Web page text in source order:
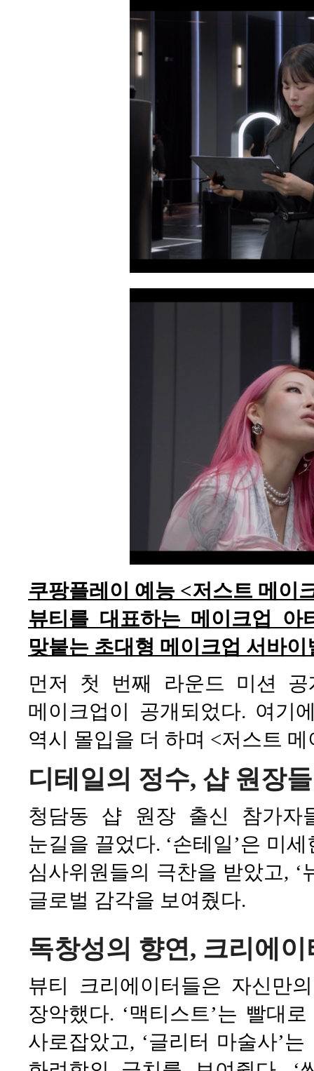
쿠팡플레이 예능 <저스트 메이
뷰티를 대표하는 메이크업 아
맞붙는 초대형 메이크업 서바이
먼저 첫 번째 라운드 미션
메이크업이 공개되었다. 여기
역시 몰입을 더 하며 <저스트
디테일의 정수, 샵 원장
청담동 샵 원장 출신 참가자
눈길을 끌었다. ‘손테일’은 미
심사위원들의 극찬을 받았고,
글로벌 감각을 보여줬다.
독창성의 향연, 크리에
뷰티 크리에이터들은 자신만
장악했다. ‘맥티스트’는 빨대
사로잡았고, ‘글리터 마술사’